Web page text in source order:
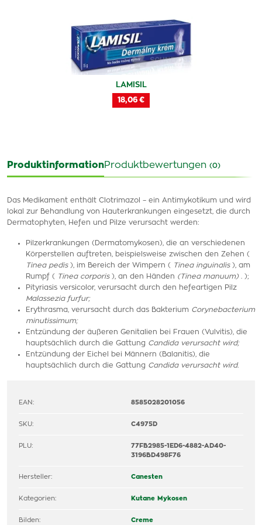
LAMISIL
18,06 €
ProduktinformationProduktbewertungen (0)
Das Medikament enthält Clotrimazol – ein Antimykotikum und wird
lokal zur Behandlung von Hauterkrankungen eingesetzt, die durch
Dermatophyten, Hefen und Pilze verursacht werden:
Pilzerkrankungen (Dermatomykosen), die an verschiedenen
Körperstellen auftreten, beispielsweise zwischen den Zehen (
Tinea pedis), im Bereich der Wimpern ( Tinea inguinalis), am
Rumpf ( Tinea corporis), an den Händen (Tinea manuum) . );
Pityriasis versicolor, verursacht durch den hefeartigen Pilz
Malassezia furfur;
Erythrasma, verursacht durch das Bakterium Corynebacterium
minutissimum;
Entzündung der äußeren Genitalien bei Frauen (Vulvitis), die
hauptsächlich durch die Gattung Candida verursacht wird;
Entzündung der Eichel bei Männern (Balanitis), die
hauptsächlich durch die Gattung Candida verursacht wird.
EAN: 8585028201056
SKU: C4975D
PLU:
77FB2985-1ED6-4882-AD40-
3196BD498F76
Hersteller: Canesten
Kategorien: Kutane Mykosen
Bilden: Creme